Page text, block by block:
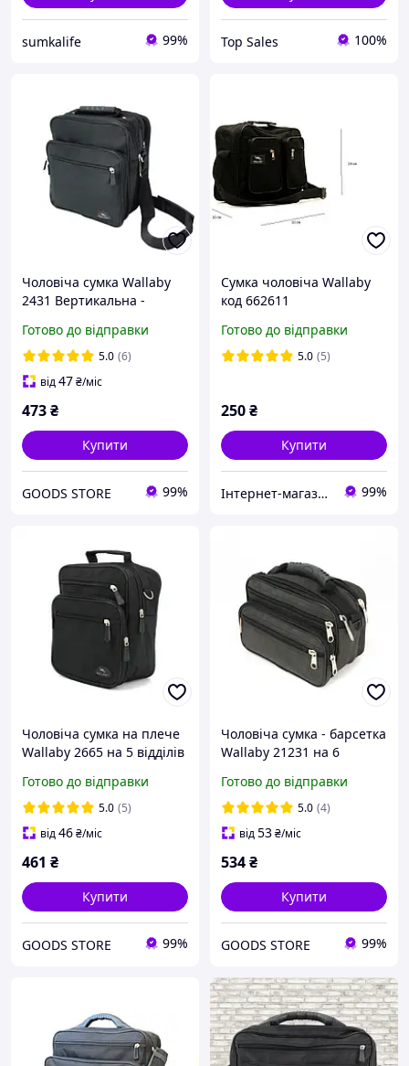
sumkalife 99% Top Sales 100%
Чоловіча сумка Wallaby
2431 Вертикальна -
Готово до відправки
5.0 (6)
від47₴/міс
473₴
Купити
GOODS STORE 99%
Сумка чоловіча Wallaby
код 662611
Готово до відправки
5.0 (5)
250₴
Купити
Інтернет-магазин " САКВОЯЖ" 99%
Чоловіча сумка на плече
Wallaby 2665 на 5 відділів
Готово до відправки
5.0 (5)
від46₴/міс
461 ₴
Купити
GOODS STORE 99%
Чоловіча сумка - барсетка
Wallaby 21231 на 6
- Хакі 23х16х10см
Готово до відправки
5.0 (4)
від53₴/міс
534₴
Купити
GOODS STORE 99%